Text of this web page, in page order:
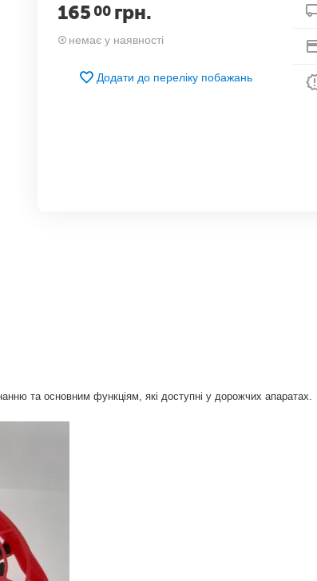
165 00 грн.
немає у наявності
Додати до переліку побажань
та основним функціям, які доступні у дорожчих апаратах.